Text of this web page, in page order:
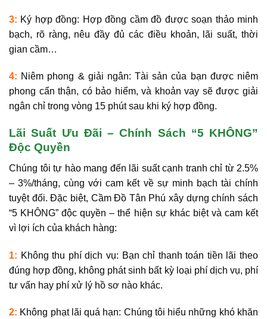
3: Ký hợp đồng: Hợp đồng cầm đồ được soạn thảo minh
bạch, rõ ràng, nêu đầy đủ các điều khoản, lãi suất, thời
gian cầm…
4: Niêm phong & giải ngân: Tài sản của bạn được niêm
phong cẩn thận, có bảo hiểm, và khoản vay sẽ được giải
ngân chỉ trong vòng 15 phútsau khi ký hợp đồng.
Lãi Suất Ưu Đãi – Chính Sách “5 KHÔNG”
Độc Quyền
Chúng tôi tự hào mang đến lãi suất cạnh tranh chỉ từ 2.5%
– 3%/tháng, cùng với cam kết về sự minh bạch tài chính
tuyệt đối. Đặc biệt, Cầm Đồ Tân Phú xây dựng chính sách
“5 KHÔNG” độc quyền – thể hiện sự khác biệt và cam kết
vì lợi ích của khách hàng:
1: Không thu phí dịch vụ: Bạn chỉ thanh toán tiền lãi theo
đúng hợp đồng, không phát sinh bất kỳ loại phí dịch vụ, phí
tư vấn hay phí xử lý hồ sơ nào khác.
2: Không phạt lãi quá hạn: Chúng tôi hiểu những khó khăn